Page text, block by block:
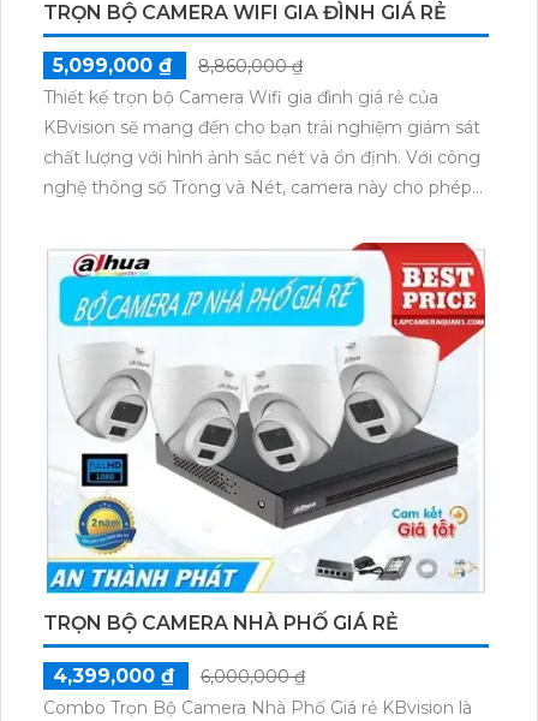
TRỌN BỘ CAMERA WIFI GIA ĐÌNH GIÁ RẺ
5,099,000 ₫
8,860,000 ₫
Thiết kế trọn bộ Camera Wifi gia đình giá rẻ của
KBvision sẽ mang đến cho bạn trải nghiệm giám sát
chất lượng với hình ảnh sắc nét và ổn định. Với công
nghệ thông số Trong và Nét, camera này cho phép
2
TRỌN BỘ CAMERA NHÀ PHỐ GIÁ RẺ
4,399,000 ₫
6,000,000 ₫
Combo Trọn Bộ Camera Nhà Phố Giá rẻ KBvision là